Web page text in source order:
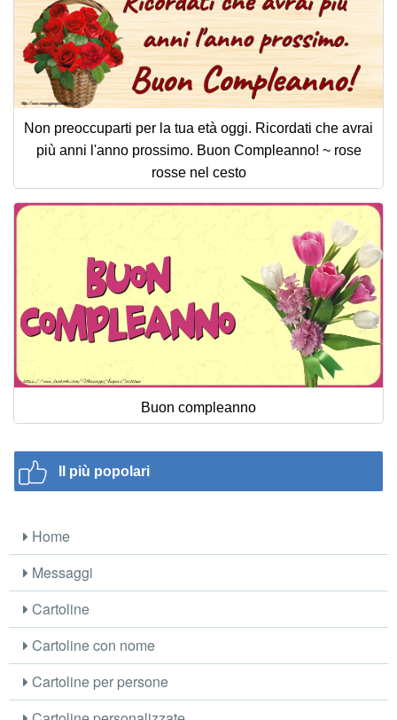
Non preoccuparti per la tua età oggi. Ricordati che avrai
più anni l'anno prossimo. Buon Compleanno! ~ rose
rosse nel cesto
Buon compleanno
Il più popolari
Home
Messaggi
Cartoline
Cartoline con nome
Cartoline per persone